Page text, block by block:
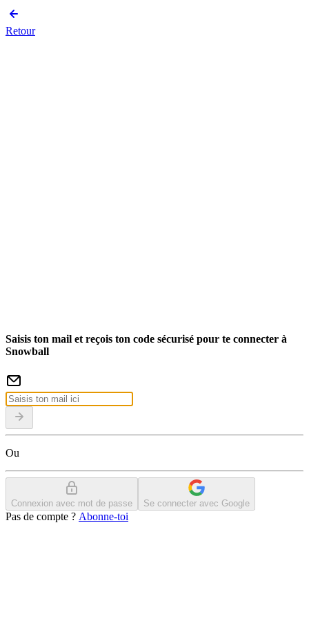
Retour
Saisis ton mail et reçois ton code sécurisé pour te connecter à
Snowball
Ou
Connexion avec mot de passe Se connecter avec Google
Pas de compte ? Abonne-toi